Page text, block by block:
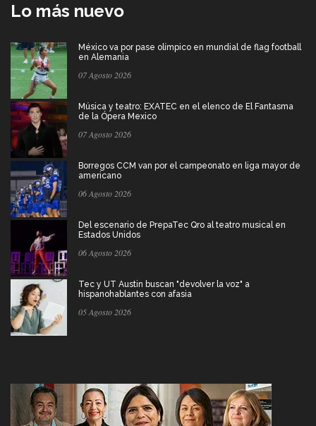
Lo más nuevo
México va por pase olímpico en mundial de flag football
en Alemania
07 Agosto 2026
Música y teatro: EXATEC en el elenco de El Fantasma
de la Ópera Mexico
07 Agosto 2026
Borregos CCM van por el campeonato en liga mayor de
americano
06 Agosto 2026
Del escenario de PrepaTec Qro al teatro musical en
Estados Unidos
06 Agosto 2026
Tec y UT Austin buscan "devolver la voz" a
hispanohablantes con afasia
05 Agosto 2026